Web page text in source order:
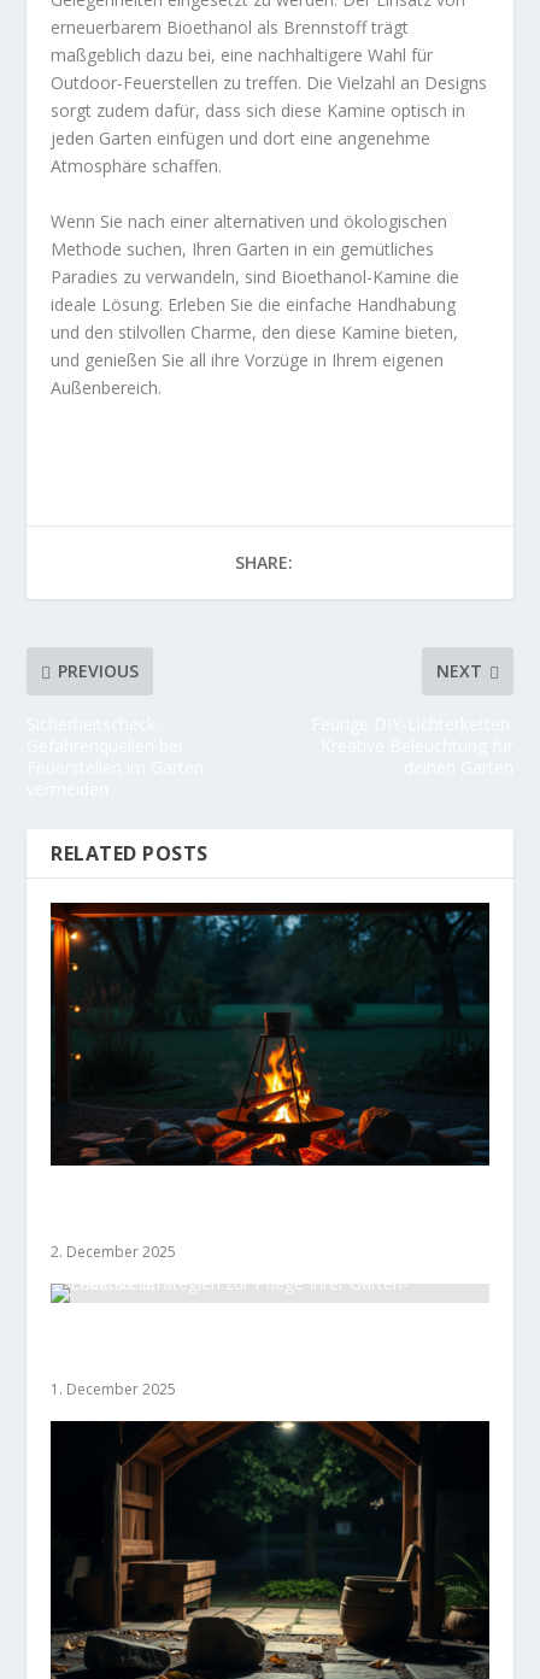
erneuerbarem Bioethanol als Brennstoff trägt
maßgeblich dazu bei, eine nachhaltigere Wahl für
Outdoor-Feuerstellen zu treffen. Die Vielzahl an Designs
sorgt zudem dafür, dass sich diese Kamine optisch in
jeden Garten einfügen und dort eine angenehme
Atmosphäre schaffen.
Wenn Sie nach einer alternativen und ökologischen
Methode suchen, Ihren Garten in ein gemütliches
Paradies zu verwandeln, sind Bioethanol-Kamine die
ideale Lösung. Erleben Sie die einfache Handhabung
und den stilvollen Charme, den diese Kamine bieten,
und genießen Sie all ihre Vorzüge in Ihrem eigenen
Außenbereich.
SHARE:
PREVIOUS NEXT
RELATED POSTS
2. December 2025
1. December 2025